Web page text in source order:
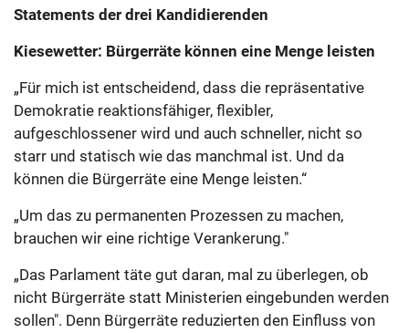
Statements der drei Kandidierenden
Kiesewetter: Bürgerräte können eine Menge leisten
„Für mich ist entscheidend, dass die repräsentative
Demokratie reaktionsfähiger, flexibler,
aufgeschlossener wird und auch schneller, nicht so
starr und statisch wie das manchmal ist. Und da
können die Bürgerräte eine Menge leisten.“
„Um das zu permanenten Prozessen zu machen,
brauchen wir eine richtige Verankerung."
„Das Parlament täte gut daran, mal zu überlegen, ob
nicht Bürgerräte statt Ministerien eingebunden werden
sollen". Denn Bürgerräte reduzierten den Einfluss von